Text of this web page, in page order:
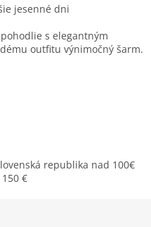
jesenné dni
s elegantným
outfitu výnimočný šarm.
republika nad 100€
€